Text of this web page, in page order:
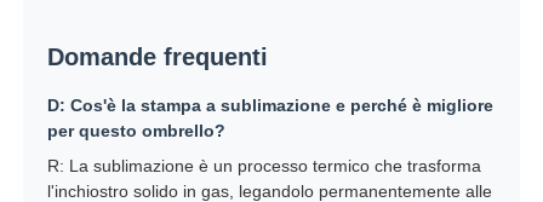
Domande frequenti
D: Cos'è la stampa a sublimazione e perché è migliore
per questo ombrello?
R: La sublimazione è un processo termico che trasforma
l'inchiostro solido in gas, legandolo permanentemente alle